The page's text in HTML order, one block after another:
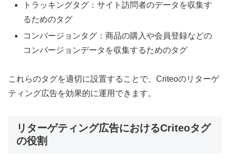
トラッキングタグ：サイト訪問者のデータを収集す
るためのタグ
コンバージョンタグ：商品の購入や会員登録などの
コンバージョンデータを収集するためのタグ
これらのタグを適切に設置することで、Criteoのリターゲ
ティング広告を効果的に運用できます。
リターゲティング広告におけるCriteoタグ
の役割